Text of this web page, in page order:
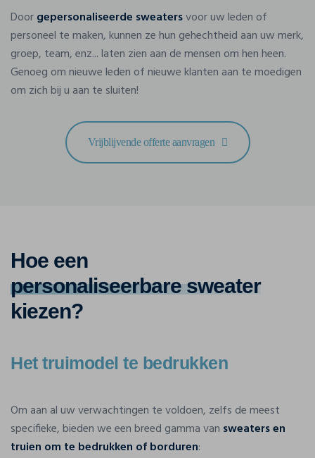
Doorgepersonaliseerde sweatersvoor uw leden of
personeel te maken, kunnen ze hun gehechtheid aan uw merk,
groep, team, enz... laten zien aan de mensen om hen heen.
Genoeg om nieuwe leden of nieuwe klanten aan te moedigen
om zich bij u aan te sluiten!
Vrijblijvende offerte aanvragen
Hoe een
personaliseerbare sweater
kiezen?
Het truimodel te bedrukken
Om aan al uw verwachtingen te voldoen, zelfs de meest
specifieke, bieden we een breed gamma van sweaters en
truien om te bedrukken of borduren: